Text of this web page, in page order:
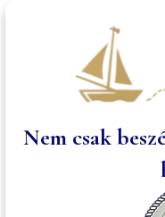
Nem csak